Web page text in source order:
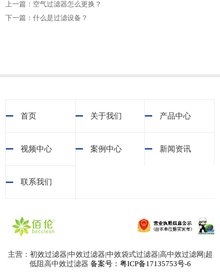
上一篇：空气过滤器怎么更换？
下一篇：什么是过滤设备？
首页 关于我们 产品中心
视频中心 案例中心 新闻资讯
联系我们
主营：初效过滤器|中效过滤器|中效袋式过滤器|高中效过滤网|超
低阻高中效过滤器 备案号：粤ICP备17135753号-6